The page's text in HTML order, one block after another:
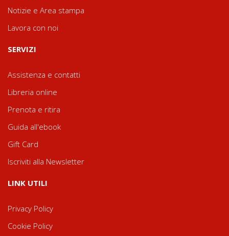
Notizie e Area stampa
Lavora con noi
SERVIZI
Assistenza e contatti
Libreria online
Prenota e ritira
Guida all'ebook
Gift Card
Iscriviti alla Newsletter
LINK UTILI
Privacy Policy
Cookie Policy